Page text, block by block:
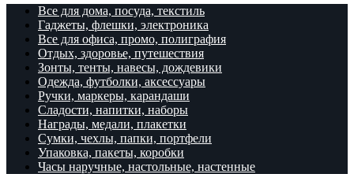
Все для дома, посуда, текстиль
Гаджеты, флешки, электроника
Все для офиса, промо, полиграфия
Отдых, здоровье, путешествия
Зонты, тенты, навесы, дождевики
Одежда, футболки, аксессуары
Ручки, маркеры, карандаши
Сладости, напитки, наборы
Награды, медали, плакетки
Сумки, чехлы, папки, портфели
Упаковка, пакеты, коробки
Часы наручные, настольные, настенные